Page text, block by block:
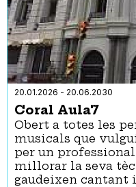
20.01.2026 - 20.06.2030
Coral Aula7
Obert a totes les
musicals que
per un
millorar la seva
gaudeixen cantant